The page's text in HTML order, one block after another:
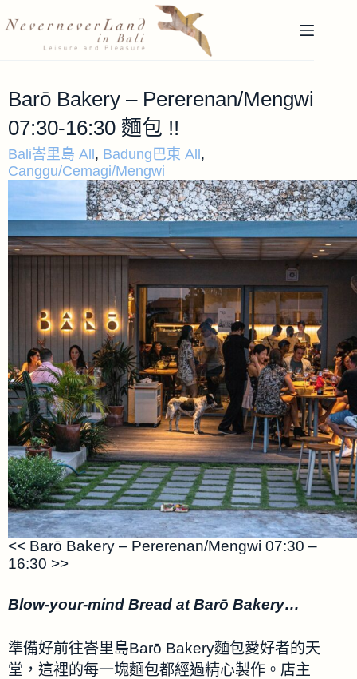
Barō Bakery – Pererenan/Mengwi
07:30-16:30 麵包 !!
Bali峇里島 All , Badung巴東 All ,
Canggu/Cemagi/Mengwi
<< Barō Bakery – Pererenan/Mengwi 07:30 –
16:30 >>
Blow-your-mind Bread at Barō Bakery…
準備好前往峇里島Barō Bakery麵包愛好者的天
堂，這裡的每一塊麵包都經過精心製作。店主